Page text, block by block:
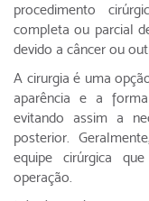
procedimento
completa ou parcial
devido a câncer ou
A cirurgia é uma
aparência e a
evitando assim a
posterior.
equipe cirúrgica
operação.